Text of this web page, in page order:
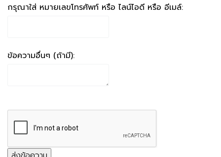
กรุณาใส่ หมายเลขโทรศัพท์ หรือ ไลน์ไอดี หรือ อีเมล์:
ข้อความอื่นๆ (ถ้ามี):